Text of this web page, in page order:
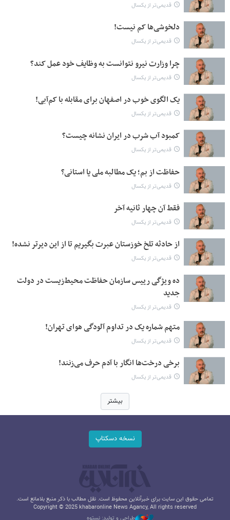
قدیمی‌تر از یکسال
دلخوشی‌ها کم نیست!
قدیمی‌تر از یکسال
چرا وزارت نیرو نتوانست به وظایف خود عمل کند؟
قدیمی‌تر از یکسال
یک الگوی خوب در اصفهان برای مقابله با کم‌آبی!
قدیمی‌تر از یکسال
کمبود آب شرب در ایران نشانه چیست؟
قدیمی‌تر از یکسال
حفاظت از بم؛ یک مطالبه ملی یا استانی؟
قدیمی‌تر از یکسال
فقط آن چهار ثانیه آخر
قدیمی‌تر از یکسال
از حادثه تلخ خوزستان عبرت بگیریم تا از این دیرتر نشده!
قدیمی‌تر از یکسال
ده ویژگی‌ رییس سازمان حفاظت محیط‌زیست در دولت
جدید
قدیمی‌تر از یکسال
متهم شماره یک در تداوم آلودگی هوای تهران!
قدیمی‌تر از یکسال
برخی درخت‌ها انگار با آدم حرف می‌زنند!
قدیمی‌تر از یکسال
بیشتر
نسخه دسکتاپ
تمامی حقوق این سایت برای خبرآنلاین محفوظ است. نقل مطالب با ذکر منبع بلامانع است.
Copyright © 2025 khabaronline News Agancy, All rights reserved